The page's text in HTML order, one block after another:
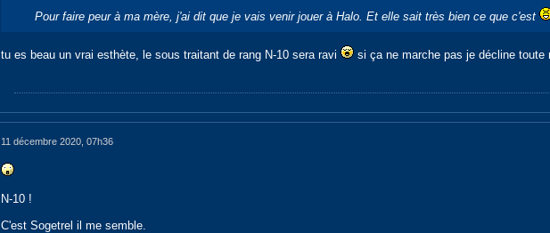
Pour faire peur à ma mère, j'ai dit que je vais venir jouer à Halo. Et elle sait très bien ce que c'est
tu es beau un vrai esthète, le sous traitant de rang N-10 sera ravi si ça ne marche pas je décline
11 décembre 2020, 07h36
N-10 !
C'est Sogetrel il me semble.